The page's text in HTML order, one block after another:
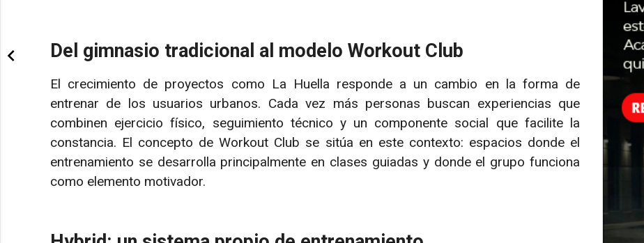
Del gimnasio tradicional al modelo Workout Club
El crecimiento de proyectos como La Huella responde a un cambio en la forma de
entrenar de los usuarios urbanos. Cada vez más personas buscan experiencias que
combinen ejercicio físico, seguimiento técnico y un componente social que facilite la
constancia. El concepto de Workout Club se sitúa en este contexto: espacios donde el
entrenamiento se desarrolla principalmente en clases guiadas y donde el grupo funciona
como elemento motivador.